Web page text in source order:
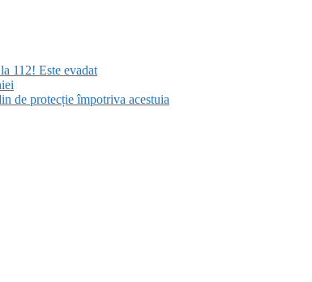
112! Este evadat
de protecție împotriva acestuia